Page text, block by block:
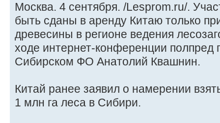
Москва. 4 сентября. /Lesprom.ru/.
быть сданы в аренду Китаю только
древесины в регионе ведения
ходе интернет-конференции полпред
Сибирском ФО Анатолий Квашнин.
Китай ранее заявил о намерении
1 млн га леса в Сибири.